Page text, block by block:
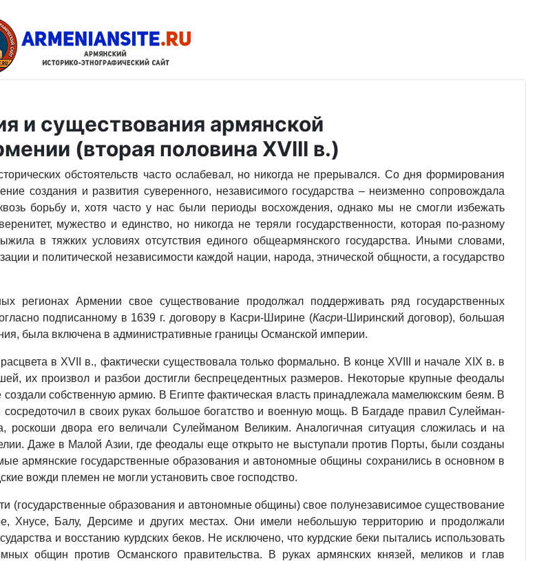
и существования армянской
(вторая половина XVIII в.)
обстоятельств часто ослабевал, но никогда не прерывался. Со дня формирования
создания и развития суверенного, независимого государства – неизменно сопровождала
борьбу и, хотя часто у нас были периоды восхождения, однако мы не смогли избежать
мужество и единство, но никогда не теряли государственности, которая по-разному
в тяжких условиях отсутствия единого общеармянского государства. Иными словами,
и политической независимости каждой нации, народа, этнической общности, а государство
регионах Армении свое существование продолжал поддерживать ряд государственных
подписанному в 1639 г. договору в Касри-Ширине (Касри-Ширинский договор), большая
была включена в административные границы Османской империи.
в XVII в., фактически существовала только формально. В конце XVIII и начале XIX в. в
их произвол и разбои достигли беспрецедентных размеров. Некоторые крупные феодалы
создали собственную армию. В Египте фактическая власть принадлежала мамелюкским беям. В
в своих руках большое богатство и военную мощь. В Багдаде правил Сулейман-
двора его величали Сулейманом Великим. Аналогичная ситуация сложилась и на
Даже в Малой Азии, где феодалы еще открыто не выступали против Порты, были созданы
армянские государственные образования и автономные общины сохранились в основном в
вожди племен не могли установить свое господство.
(государственные образования и автономные общины) свое полунезависимое существование
Хнусе, Балу, Дерсиме и других местах. Они имели небольшую территорию и продолжали
и восстанию курдских беков. Не исключено, что курдские беки пытались использовать
общин против Османского правительства. В руках армянских князей, меликов и глав